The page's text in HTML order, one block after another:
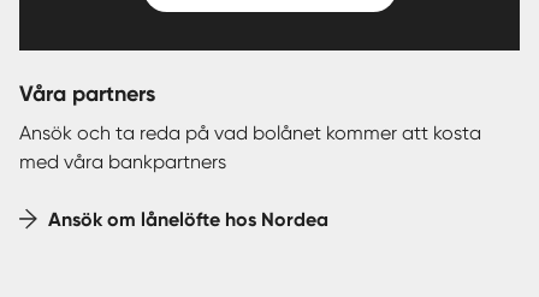
Våra partners
Ansök och ta reda på vad bolånet kommer att kosta
med våra bankpartners
Ansök om lånelöfte hos Nordea